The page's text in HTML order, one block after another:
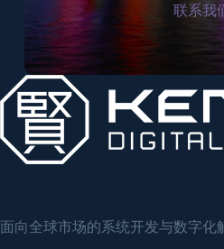
目
联系我
面向全球市场的系统开发与数字化